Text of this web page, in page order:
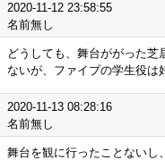
2020-11-12 23:58:55
名前無し
どうしても、舞台ががった
ないが、ファイブの学生役は
2020-11-13 08:28:16
名前無し
舞台を観に行ったことないし